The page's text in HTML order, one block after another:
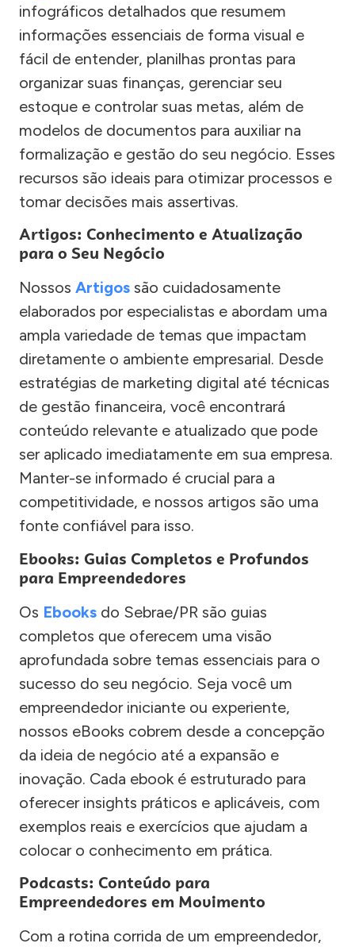
infográficos detalhados que resumem
informações essenciais de forma visual e
fácil de entender, planilhas prontas para
organizar suas finanças, gerenciar seu
estoque e controlar suas metas, além de
modelos de documentos para auxiliar na
formalização e gestão do seu negócio. Esses
recursos são ideais para otimizar processos e
tomar decisões mais assertivas.
Artigos: Conhecimento e Atualização
para o Seu Negócio
Nossos Artigos são cuidadosamente
elaborados por especialistas e abordam uma
ampla variedade de temas que impactam
diretamente o ambiente empresarial. Desde
estratégias de marketing digital até técnicas
de gestão financeira, você encontrará
conteúdo relevante e atualizado que pode
ser aplicado imediatamente em sua empresa.
Manter-se informado é crucial para a
competitividade, e nossos artigos são uma
fonte confiável para isso.
Ebooks: Guias Completos e Profundos
para Empreendedores
Os Ebooks do Sebrae/PR são guias
completos que oferecem uma visão
aprofundada sobre temas essenciais para o
sucesso do seu negócio. Seja você um
empreendedor iniciante ou experiente,
nossos eBooks cobrem desde a concepção
da ideia de negócio até a expansão e
inovação. Cada ebook é estruturado para
oferecer insights práticos e aplicáveis, com
exemplos reais e exercícios que ajudam a
colocar o conhecimento em prática.
Podcasts: Conteúdo para
Empreendedores em Movimento
Com a rotina corrida de um empreendedor,